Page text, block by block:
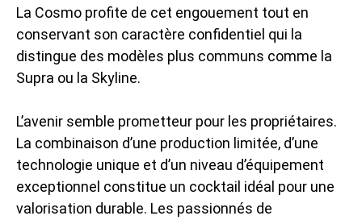
La Cosmo profite de cet engouement tout en
conservant son caractère confidentiel qui la
distingue des modèles plus communs comme la
Supra ou la Skyline.
L’avenir semble prometteur pour les propriétaires.
La combinaison d’une production limitée, d’une
technologie unique et d’un niveau d’équipement
exceptionnel constitue un cocktail idéal pour une
valorisation durable. Les passionnés de